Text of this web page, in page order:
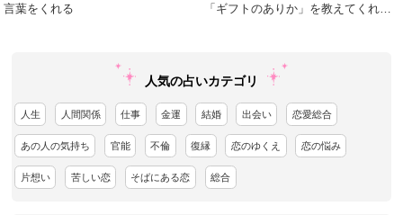
言葉をくれる
「ギフトのありか」を教えてくれる
人気の占いカテゴリ
人生 人間関係 仕事 金運 結婚 出会い 恋愛総合
あの人の気持ち 官能 不倫 復縁 恋のゆくえ 恋の悩み
片想い 苦しい恋 そばにある恋 総合